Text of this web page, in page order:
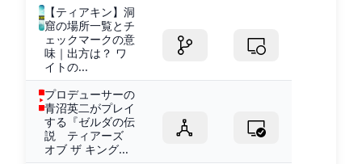
【ティアキン】洞
窟の場所一覧とチ
ェックマークの意
味｜出方は？ ワ
イトの...
プロデューサーの
青沼英二がプレイ
する『ゼルダの伝
説 ティアーズ
オブ ザ キング...